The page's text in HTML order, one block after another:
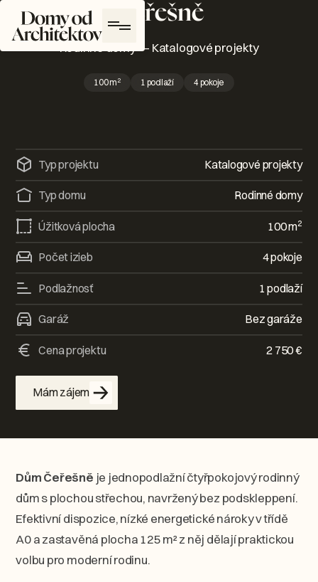
Domy od architektů LogoČeřešně
— Katalogové projekty
100m2 1 podlaží 4 pokoje
Typ projektu Katalogové projekty
Typ domu Rodinné domy
Úžitková plocha 100m2
Počet izieb 4 pokoje
Podlažnosť 1 podlaží
Garáž Bez garáže
Cena projektu 2 750€
Mám zájem
Dům Čeřešně je jednopodlažní čtyřpokojový rodinný
dům s plochou střechou, navržený bez podskleppení.
Efektivní dispozice, nízké energetické nároky v třídě
A0 a zastavěná plocha 125 m² z něj dělají praktickou
volbu pro moderní rodinu.